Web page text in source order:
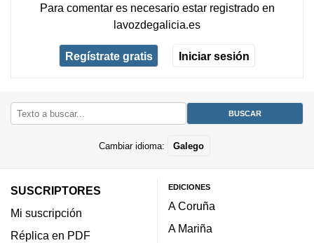
Para comentar es necesario estar registradoen
lavozdegalicia.es
Regístrate gratis Iniciar sesión
Cambiar idioma: Galego
SUSCRIPTORES
Mi suscripción
Réplica en PDF
EDICIONES
A Coruña
A Mariña